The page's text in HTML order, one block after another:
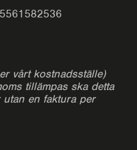
vårt kostnadsställe)
tillämpas ska detta
en faktura per